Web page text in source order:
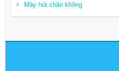
Máy hút chân không